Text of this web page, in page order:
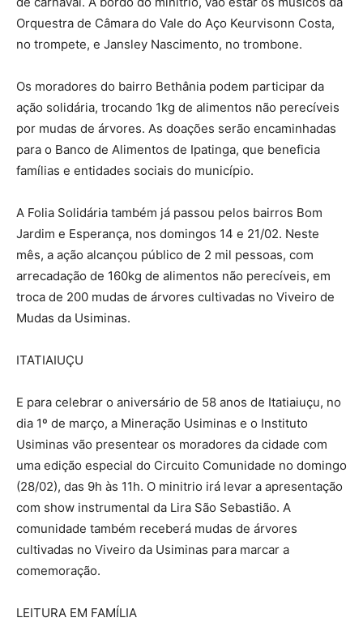
Orquestra de Câmara do Vale do Aço Keurvisonn Costa,
no trompete, e Jansley Nascimento, no trombone.
Os moradores do bairro Bethânia podem participar da
ação solidária, trocando 1kg de alimentos não perecíveis
por mudas de árvores. As doações serão encaminhadas
para o Banco de Alimentos de Ipatinga, que beneficia
famílias e entidades sociais do município.
A Folia Solidária também já passou pelos bairros Bom
Jardim e Esperança, nos domingos 14 e 21/02. Neste
mês, a ação alcançou público de 2 mil pessoas, com
arrecadação de 160kg de alimentos não perecíveis, em
troca de 200 mudas de árvores cultivadas no Viveiro de
Mudas da Usiminas.
ITATIAIUÇU
E para celebrar o aniversário de 58 anos de Itatiaiuçu, no
dia 1º de março, a Mineração Usiminas e o Instituto
Usiminas vão presentear os moradores da cidade com
uma edição especial do Circuito Comunidade no domingo
(28/02), das 9h às 11h. O minitrio irá levar a apresentação
com show instrumental da Lira São Sebastião. A
comunidade também receberá mudas de árvores
cultivadas no Viveiro da Usiminas para marcar a
comemoração.
LEITURA EM FAMÍLIA